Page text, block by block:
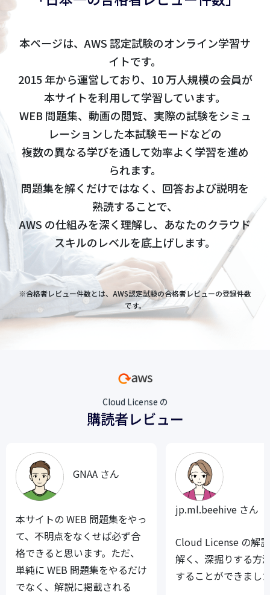
本ページは、AWS 認定試験のオンライン学習サ
イトです。
2015 年から運営しており、10 万人規模の会員が
本サイトを利用して学習しています。
WEB 問題集、動画の閲覧、実際の試験をシミュ
レーションした本試験モードなどの
複数の異なる学びを通して効率よく学習を進め
られます。
問題集を解くだけではなく、回答および説明を
熟読することで、
AWS の仕組みを深く理解し、あなたのクラウド
スキルのレベルを底上げします。
※合格者レビュー件数とは、AWS認定試験の合格者レビューの登録件数
です。
Cloud License の
購読者レビュー
GNAA さん
本サイトの WEB 問題集をやっ
て、不明点をなくせば必ず合
格できると思います。ただ、
単純に WEB 問題集をやるだけ
でなく、解説に掲載される
jp.ml.beehive さん
Cloud License の解
解く、深掘りする方
することができまし